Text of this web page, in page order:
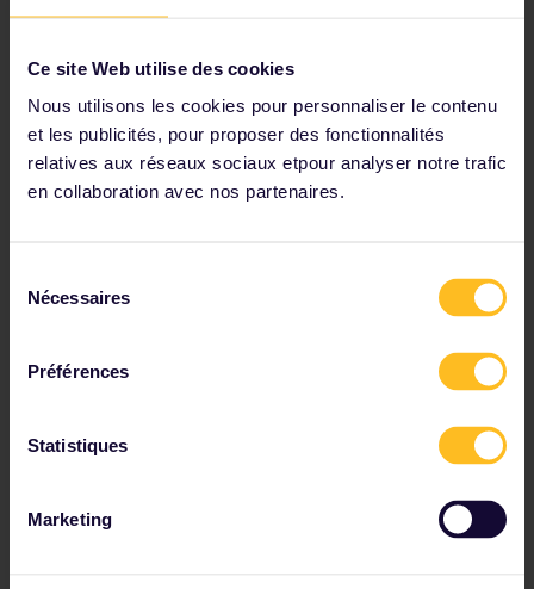
Ce site Web utilise des cookies
Nous utilisons les cookies pour personnaliser le contenu
et les publicités, pour proposer des fonctionnalités
relatives aux réseaux sociaux etpour analyser notre trafic
en collaboration avec nos partenaires.
Nécessaires
Préférences
Statistiques
Marketing
Autres modalités
Outre ces conditions
promotionnelles, nos
Conditions générales